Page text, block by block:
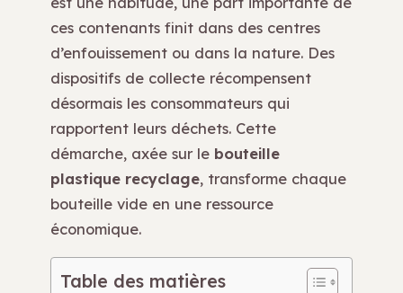
ces contenants finit dans des centres
d’enfouissement ou dans la nature. Des
dispositifs de collecte récompensent
désormais les consommateurs qui
rapportent leurs déchets. Cette
démarche, axée sur le bouteille
plastique recyclage, transforme chaque
bouteille vide en une ressource
économique.
Table des matières